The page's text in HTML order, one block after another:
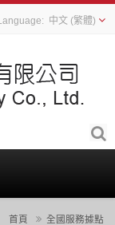
中文 (繁體)
首頁 全國服務據點